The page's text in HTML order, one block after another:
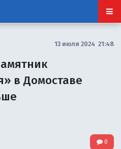
13 июля 2024 21:48
в Домоставе
0